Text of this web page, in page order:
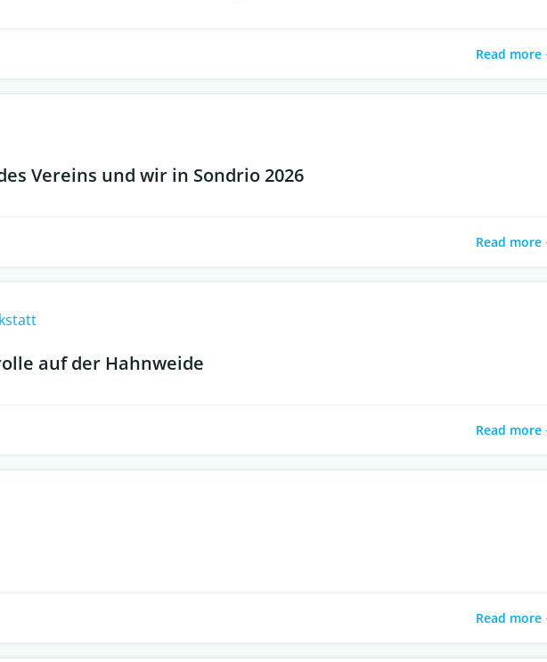
Read more
Vereins und wir in Sondrio 2026
Read more
auf der Hahnweide
Read more
Read more